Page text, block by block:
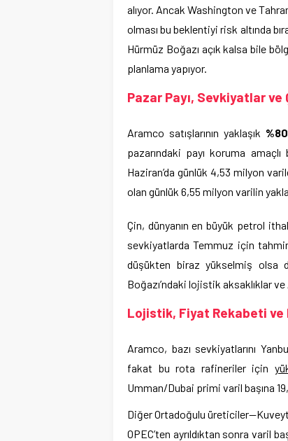
alıyor. Ancak Washington ve
olması bu beklentiyi risk altında
Hürmüz Boğazı açık kalsa bile
planlama yapıyor.
Pazar Payı, Sevkiyatlar ve
Aramco satışlarının yaklaşık
pazarındaki payı koruma
Haziran’da günlük 4,53 milyon
olan günlük 6,55 milyon varilin
Çin, dünyanın en büyük petrol
sevkiyatlarda Temmuz için
düşükten biraz yükselmiş olsa
Boğazı’ndaki lojistik aksaklıklar
Lojistik, Fiyat Rekabeti
Aramco, bazı sevkiyatlarını
fakat bu rota rafineriler için
Umman/Dubai primi varil başına
Diğer Ortadoğulu
OPEC’ten ayrıldıktan sonra varil